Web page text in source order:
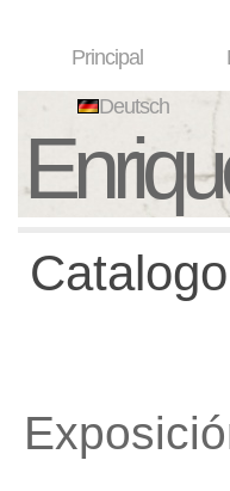
Principal
Deutsch